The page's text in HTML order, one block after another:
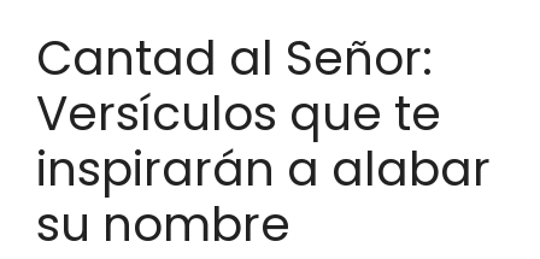
Cantad al Señor:
Versículos que te
inspirarán a alabar
su nombre